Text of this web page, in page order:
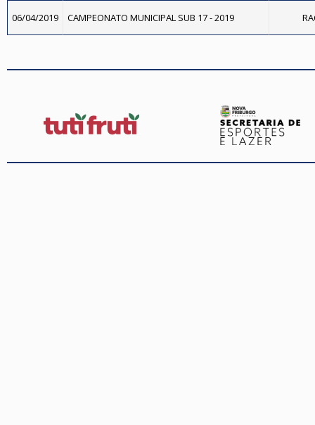
06/04/2019 CAMPEONATO MUNICIPAL SUB 17 - 2019